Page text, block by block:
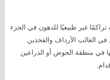
تراكمًا غير طبيعيًا للدهون في الجزء
الغالب الأرداف والفخذين
في منطقة الحوض أو الذراعين